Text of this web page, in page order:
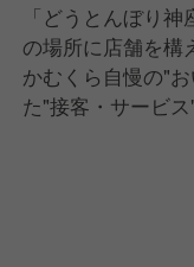
「どうとんぼり
の場所に店舗を構
かむくら自慢の"
た"接客・サービ
今後も地域の方